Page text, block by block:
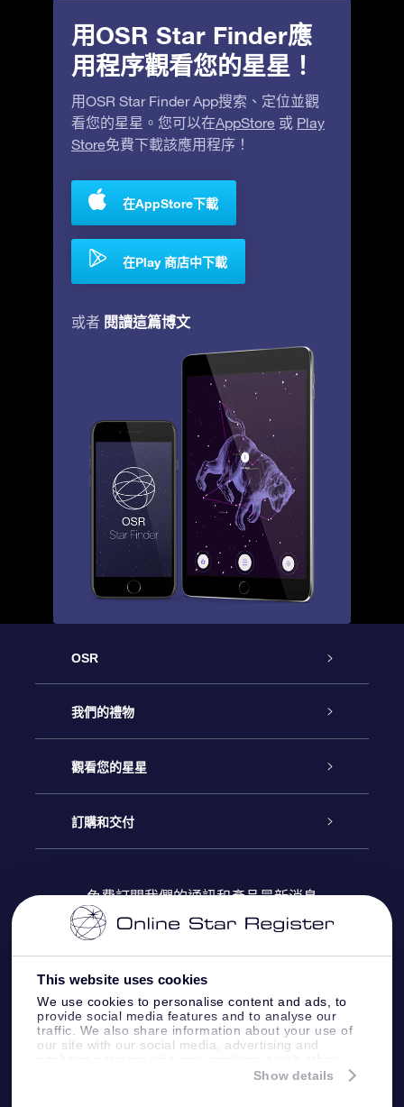
This website uses cookies
We use cookies to personalise content and ads, to
provide social media features and to analyse our
traffic. We also share information about your use of
our site with our social media, advertising and
information that you’ve provided to them or that
Show details
用OSR Star Finder應
用程序觀看您的星星！
用OSR Star Finder App搜索、定位並觀
看您的星星。您可以在AppStore 或 Play
Store免費下載該應用程序！
在AppStore下載
在Play 商店中下載
或者 閱讀這篇博文
OSR
客戶服務
聯繫我們
博客
評論
我們的禮物
Online Star禮物
OSR禮物包
OSR 禮物卡
公司禮品
觀看您的星星
星星注册
個性化的Star Page
One Million Stars
OSR Starsaver
訂購和交付
付款資訊
配送信息
退貨政策
免費訂閱我們的通訊和產品最新消息